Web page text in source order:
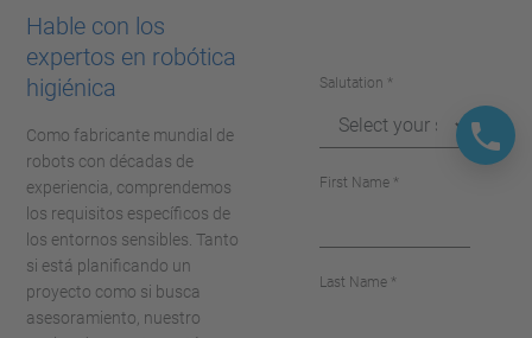
Hable con los
expertos en robótica
higiénica
Como fabricante mundial de
robots con décadas de
experiencia, comprendemos
los requisitos específicos de
los entornos sensibles. Tanto
si está planificando un
proyecto como si busca
asesoramiento, nuestro
Salutation *
First Name *
Last Name *